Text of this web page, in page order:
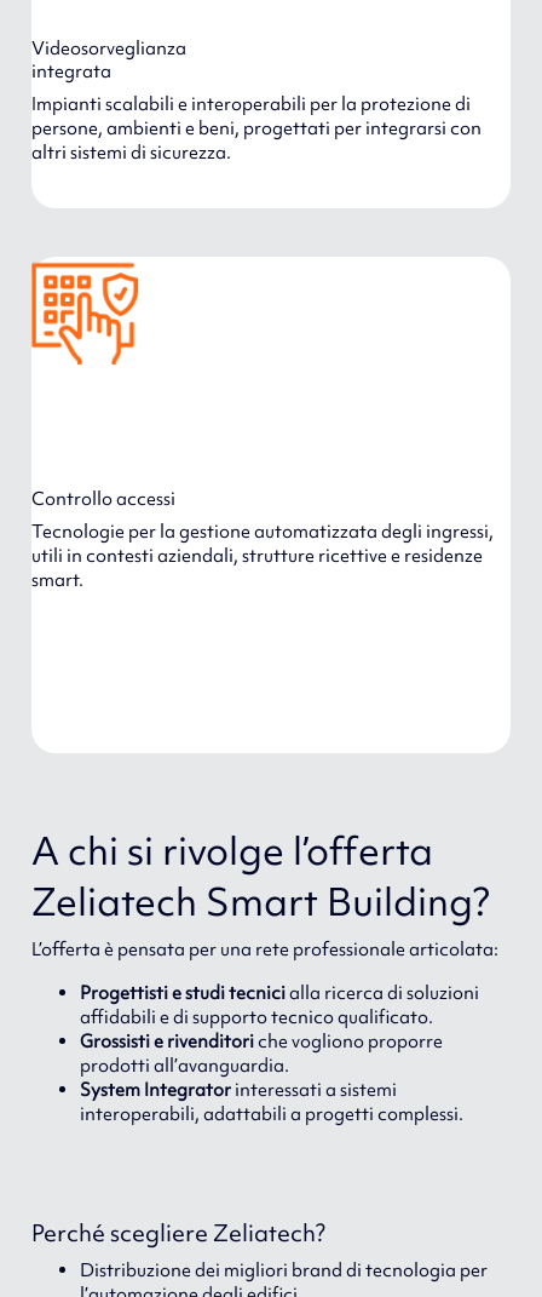
Videosorveglianza
integrata
Impianti scalabili e interoperabili per la protezione di
persone, ambienti e beni, progettati per integrarsi con
altri sistemi di sicurezza.
Controllo accessi
Tecnologie per la gestione automatizzata degli ingressi,
utili in contesti aziendali, strutture ricettive e residenze
smart.
A chi si rivolge l’offerta
Zeliatech Smart Building?
L’offerta è pensata per una rete professionale articolata:
Progettisti e studi tecnicialla ricerca di soluzioni
affidabili e di supporto tecnico qualificato.
Grossisti e rivenditoriche vogliono proporre
prodotti all’avanguardia.
System Integrator interessati a sistemi
interoperabili, adattabili a progetti complessi.
Perché scegliere Zeliatech?
Distribuzione dei migliori brand di tecnologia per